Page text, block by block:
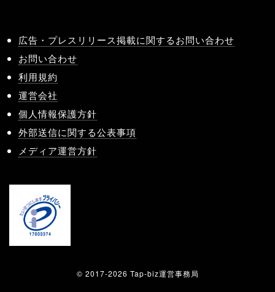
広告・プレスリリース掲載に関するお問い合わせ
お問い合わせ
利用規約
運営会社
個人情報保護方針
外部送信に関する公表事項
メディア運営方針
© 2017-2026 Tap-biz運営事務局